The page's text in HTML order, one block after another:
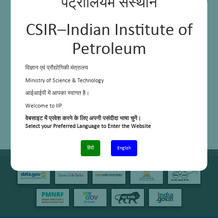
पेट्रोलियम संस्थान
CSIR–Indian Institute of
Petroleum
विज्ञान एवं प्रौद्योगिकी मंत्रालय
Ministry of Science & Technology
आईआईपी में आपका स्वागत है।
Welcome to IIP
वेबसाइट में प्रवेश करने के लिए अपनी पसंदीदा भाषा चुनें।
Select your Preferred Language to Enter the Website
हिंदी English